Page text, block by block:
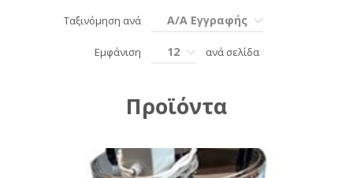
Ταξινόμηση ανά Α/Α Εγγραφής
Εμφάνιση 12 ανά σελίδα
Προϊόντα